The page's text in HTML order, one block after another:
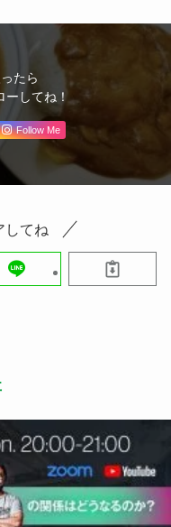
たら
してね！
Follow Me
してね